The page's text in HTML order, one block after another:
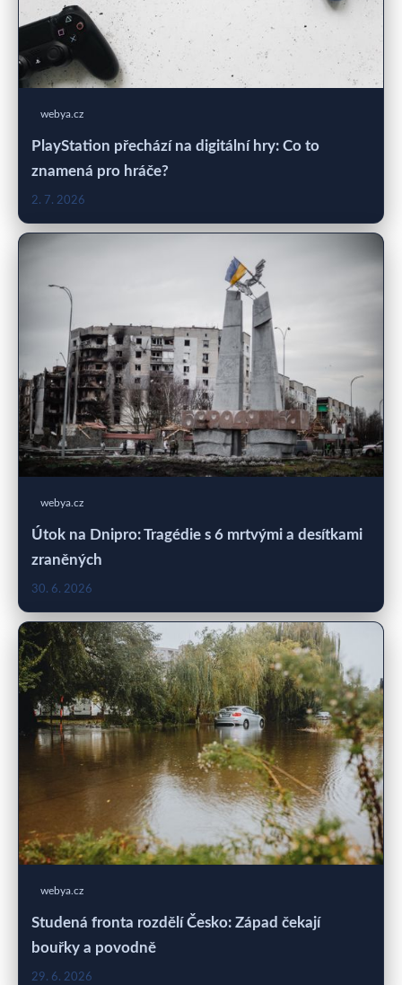
webya.cz
PlayStation přechází na digitální hry: Co to
znamená pro hráče?
2. 7. 2026
webya.cz
Útok na Dnipro: Tragédie s 6 mrtvými a desítkami
zraněných
30. 6. 2026
webya.cz
Studená fronta rozdělí Česko: Západ čekají
bouřky a povodně
29. 6. 2026